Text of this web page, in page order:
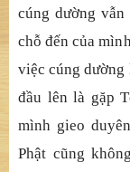
cúng dường
chỗ đến của
việc cúng
đầu lên là gặp
mình gieo
Phật cũng